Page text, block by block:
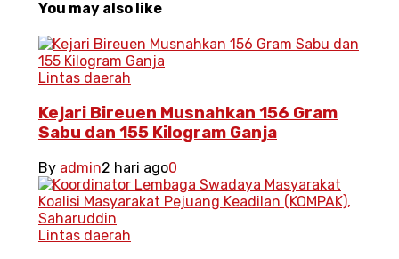
You may also like
Lintas daerah
Kejari Bireuen Musnahkan 156 Gram
Sabu dan 155 Kilogram Ganja
By admin2 hari ago0
Lintas daerah